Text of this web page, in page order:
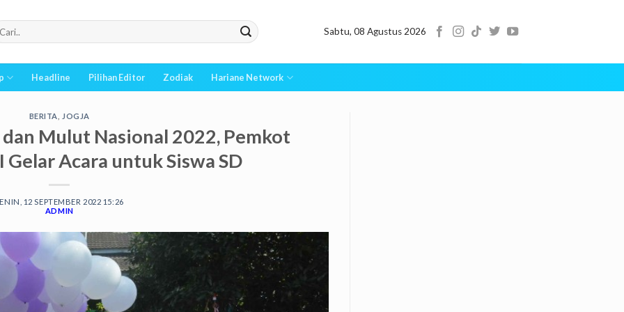
Sabtu, 08 Agustus 2026
Headline Pilihan Editor Zodiak Hariane Network
BERITA JOGJA
Mulut Nasional 2022, Pemkot
Gelar Acara untuk Siswa SD
12 SEPTEMBER 2022 15:26
ADMIN